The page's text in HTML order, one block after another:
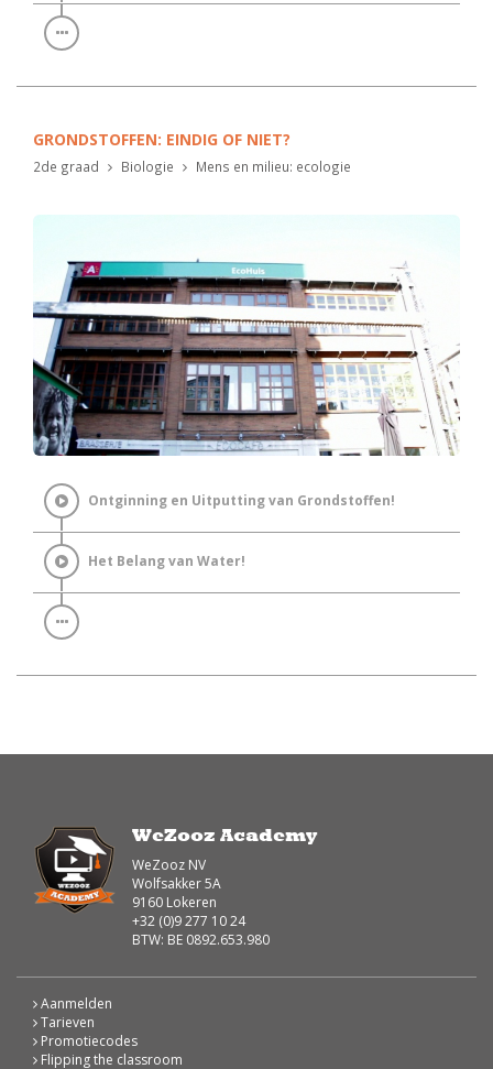
GRONDSTOFFEN: EINDIG OF NIET?
2de graad Biologie Mens en milieu: ecologie
Ontginning en Uitputting van Grondstoffen!
Het Belang van Water!
WeZooz Academy
WeZooz NV
Wolfsakker 5A
9160 Lokeren
+32 (0)9 277 10 24
BTW: BE 0892.653.980
Aanmelden
Tarieven
Promotiecodes
Flipping the classroom